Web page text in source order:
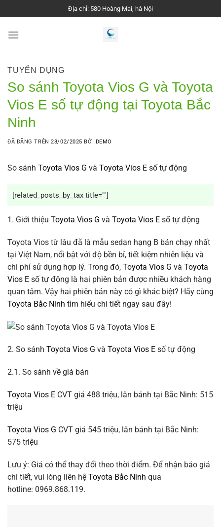
đến
nội
Địa chỉ: 580 Hoàng Mai, hà Nội
TUYỂN DỤNG
So sánh Toyota Vios G và Toyota
Vios E số tự động tại Toyota Bắc
Ninh
ĐÃ ĐĂNG TRÊN28/02/2025 BỞI DEMO
So sánh Toyota Vios G và Toyota Vios E số tự động
[related_posts_by_tax title=""]
1. Giới thiệu Toyota Vios G và Toyota Vios E số tự động
Toyota Vios từ lâu đã là mẫu sedan hạng B bán chạy nhất
tại Việt Nam, nổi bật với độ bền bỉ, tiết kiệm nhiên liệu và
chi phí sử dụng hợp lý. Trong đó, Toyota Vios G và Toyota
Vios E số tự động là hai phiên bản được nhiều khách hàng
quan tâm. Vậy hai phiên bản này có gì khác biệt? Hãy cùng
Toyota Bắc Ninh tìm hiểu chi tiết ngay sau đây!
2. So sánh Toyota Vios G và Toyota Vios E số tự động
2.1. So sánh về giá bán
Toyota Vios E CVT giá 488 triệu, lăn bánh tại Bắc Ninh: 515
triệu
Toyota Vios G CVT giá 545 triệu, lăn bánh tại Bắc Ninh:
575 triệu
Lưu ý: Giá có thể thay đổi theo thời điểm. Để nhận báo giá
chi tiết, vui lòng liên hệ Toyota Bắc Ninh qua
hotline: 0969.868.119.